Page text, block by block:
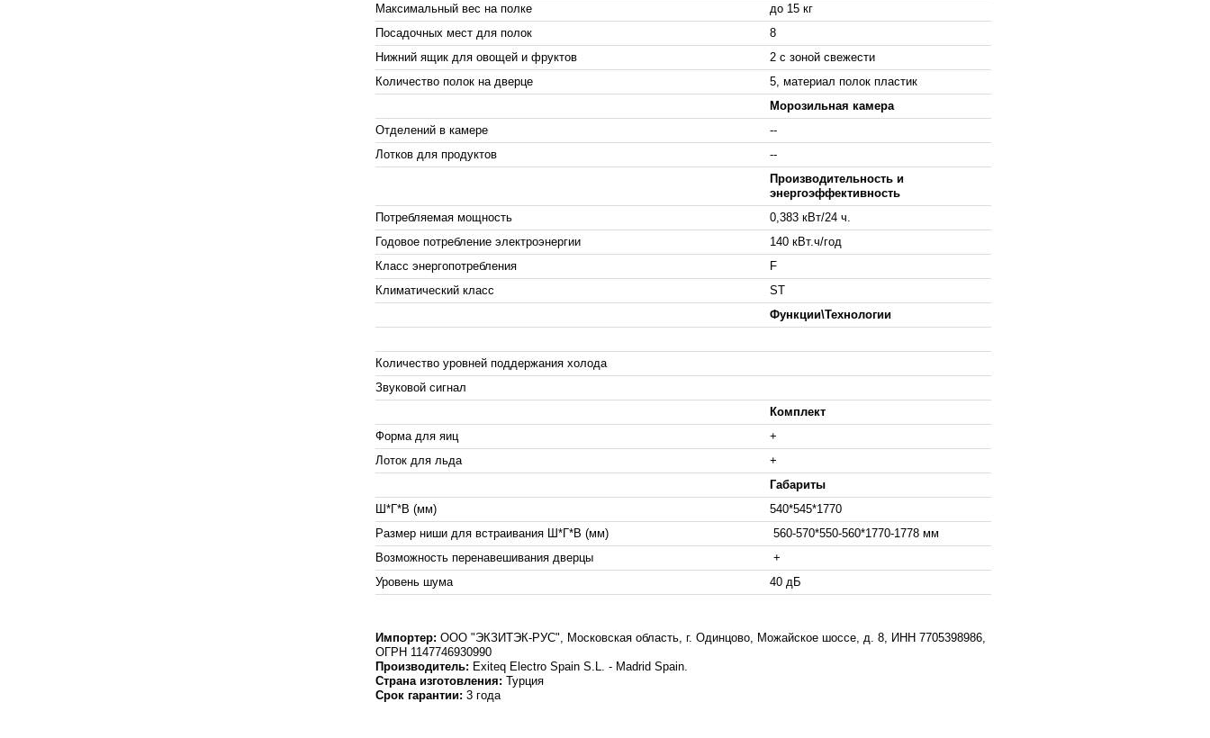
Максимальный вес на полке
до 15 кг
Посадочных мест для полок
8
Нижний ящик для овощей и фруктов
2 с зоной свежести
Количество полок на дверце
5, материал полок пластик
Морозильная камера
Отделений в камере
--
Лотков для продуктов
--
Производительность и
энергоэффективность
Потребляемая мощность
0,383 кВт/24 ч.
Годовое потребление электроэнергии
140 кВт.ч/год
Класс энергопотребления
F
Климатический класс
ST
Функции\Технологии
Количество уровней поддержания холода
Звуковой сигнал
Комплект
Форма для яиц
+
Лоток для льда
+
Габариты
Ш*Г*В (мм)
540*545*1770
Размер ниши для встраивания Ш*Г*В (мм)
560-570*550-560*1770-1778 мм
Возможность перенавешивания дверцы
+
Уровень шума
40 дБ
Импортер: ООО "ЭКЗИТЭК-РУС", Московская область, г. Одинцово, Можайское шоссе, д. 8, ИНН 7705398986,
ОГРН 1147746930990
Производитель: Exiteq Electro Spain S.L. - Madrid Spain.
Страна изготовления: Турция
Срок гарантии: 3 года